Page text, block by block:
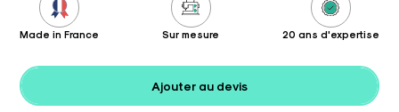
Made in France Sur mesure 20 ans d'expertise
Ajouter au devis